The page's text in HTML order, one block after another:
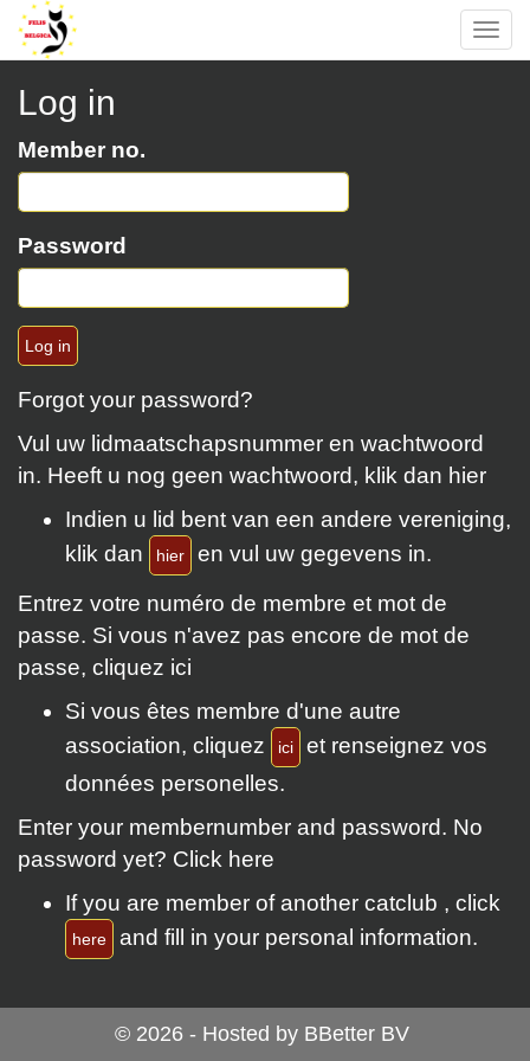
Log in
Member no.
Password
Forgot your password?
Vul uw lidmaatschapsnummer en wachtwoord
in. Heeft u nog geen wachtwoord, klik dan hier
Indien u lid bent van een andere vereniging,
klik dan
en vul uw gegevens in.
Entrez votre numéro de membre et mot de
passe. Si vous n'avez pas encore de mot de
passe, cliquez ici
Si vous êtes membre d'une autre
association, cliquez
et renseignez vos
données personelles.
Enter your membernumber and password. No
password yet? Click here
If you are member of another catclub , click
and fill in your personal information.
© 2026 - Hosted by BBetter BV